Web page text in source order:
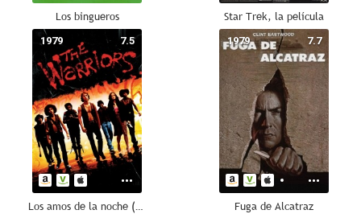
Los bingueros Star Trek, la película
7.5
1979
Los amos de la noche (The Warriors)
7.7
1979
Fuga de Alcatraz